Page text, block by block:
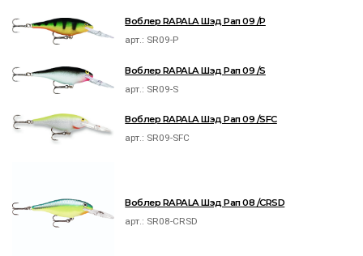
Воблер RAPALA Шэд Рап 09 /P
арт.: SR09-P
Воблер RAPALA Шэд Рап 09 /S
арт.: SR09-S
Воблер RAPALA Шэд Рап 09 /SFC
арт.: SR09-SFC
Воблер RAPALA Шэд Рап 08 /CRSD
арт.: SR08-CRSD